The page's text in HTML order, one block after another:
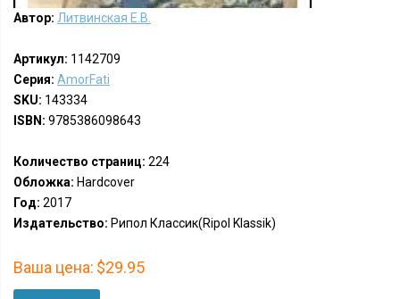
Автор: Литвинская Е.В.
Артикул: 1142709
Серия: AmorFati
SKU: 143334
ISBN: 9785386098643
Количество страниц: 224
Обложка: Hardcover
Год: 2017
Издательство: Рипол Классик(Ripol Klassik)
Ваша цена: $29.95